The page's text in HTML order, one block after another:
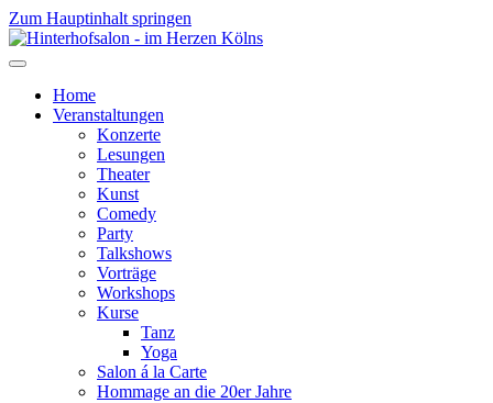
Zum Hauptinhalt springen
Home
Veranstaltungen
Konzerte
Lesungen
Theater
Kunst
Comedy
Party
Talkshows
Vorträge
Workshops
Kurse
Tanz
Yoga
Salon á la Carte
Hommage an die 20er Jahre